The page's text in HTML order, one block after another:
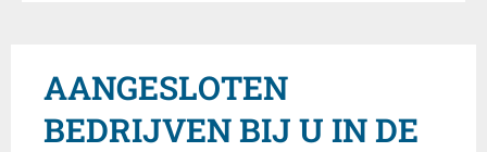
AANGESLOTEN
BEDRIJVEN BIJ U IN DE